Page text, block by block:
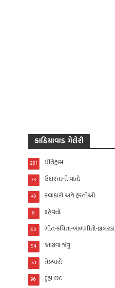
કાઠિયાવાડ ગેલેરી
ઈતિહાસ
261
ઉદારતાની વાતો
33
કલાકારો અને હસ્તીઓ
43
કહેવતો
8
ગીત-કવિતા-બાળગીતો-હાલરડાં
63
જાણવા જેવું
54
તેહવારો
51
દુહા-છંદ
96